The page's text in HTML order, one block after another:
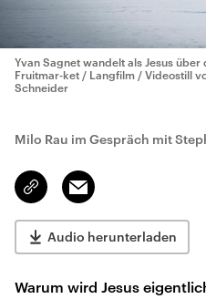
Yvan Sagnet wandelt als Jesus über
Fruitmar-ket / Langfilm / Videostill
Schneider
Milo Rau im Gespräch mit
Link
kopieren/teilen
Email
Audio herunterladen
Warum wird Jesus